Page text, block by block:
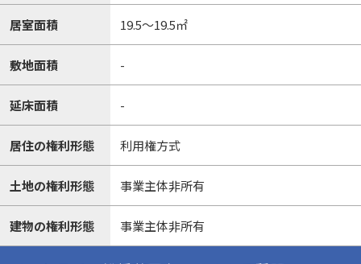
居室面積 19.5～19.5㎡
敷地面積 -
延床面積 -
居住の権利形態 利用権方式
土地の権利形態 事業主体非所有
建物の権利形態 事業主体非所有